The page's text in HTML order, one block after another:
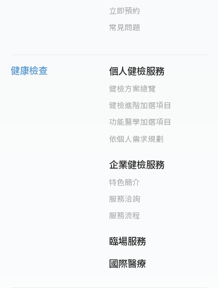
立即預約
常見問題
健康檢查 個人健檢服務
健檢方案總覽
健檢進階加選項目
功能醫學加選項目
依個人需求規劃
企業健檢服務
特色簡介
服務洽詢
服務流程
臨場服務
國際醫療